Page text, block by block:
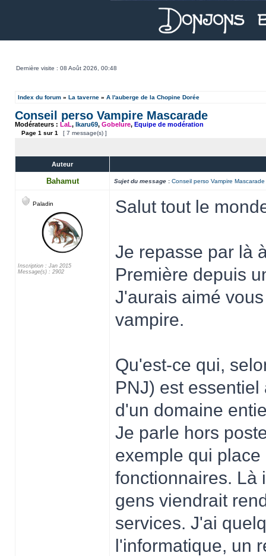
Dernière visite : 08 Août 2026, 00:48
Index du forum » La taverne » A l'auberge de la Chopine Dorée
Conseil perso Vampire Mascarade
Modérateurs : LaL, Ikaru69, Gobelure, Equipe de modération
Page 1 sur 1 [ 7 message(s) ]
Auteur
Bahamut Sujet du message : Conseil perso Vampire Mascarade
Paladin
Inscription : Jan 2015
Message(s) : 2902
Salut tout le
Je repasse par là
Première depuis
J'aurais aimé
vampire.
Qu'est-ce qui,
PNJ) est
d'un domaine
Je parle hors
exemple qui
fonctionnaires. Là
gens viendrait
services. J'ai
l'informatique, un